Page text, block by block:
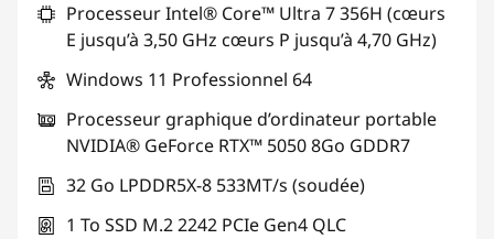
Processeur Intel® Core™ Ultra 7 356H (cœurs
E jusqu’à 3,50 GHz cœurs P jusqu’à 4,70 GHz)
Windows 11 Professionnel 64
Processeur graphique d’ordinateur portable
NVIDIA® GeForce RTX™ 5050 8Go GDDR7
32 Go LPDDR5X-8 533MT/s (soudée)
1 To SSD M.2 2242 PCIe Gen4 QLC